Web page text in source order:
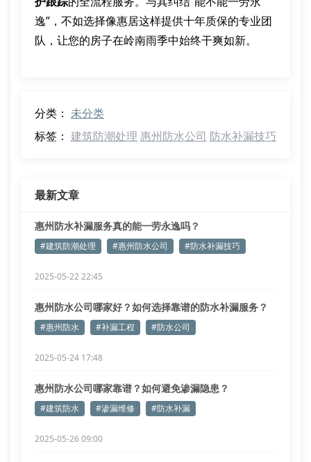
逸”，不如选择像惠居这样提供十年质保的专业团
队，让您的房子在岭南雨季中始终干爽如新。
分类： 未分类
标签： 建筑防潮处理 惠州防水公司 防水补漏技巧
最新文章
惠州防水补漏服务真的能一劳永逸吗？
#建筑防潮处理 #惠州防水公司 #防水补漏技巧
2025-05-22 22:45
惠州防水公司哪家好？如何选择靠谱的防水补漏服务？
#惠州防水 #补漏工程 #防水公司
2025-05-24 17:48
惠州防水公司哪家靠谱？如何避免渗漏隐患？
#建筑防水 #渗漏维修 #防水补漏
2025-05-26 09:00